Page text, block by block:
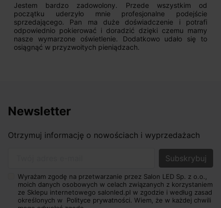
Jestem bardzo zadowolony. Przede wszystkim od
początku uderzyło mnie profesjonalne podejście
sprzedającego. Pan ma duże doświadczenie i potrafi
odpowiednio pokierować i doradzić dzięki czemu mamy
nasze wymarzone oświetlenie. Dodatkowo udało się to
osiągnąć w przyzwoitych pieniądzach.
Newsletter
Otrzymuj informację o nowościach i wyprzedażach
Wyrażam zgodę na przetwarzanie przez Salon LED Sp. z o.o.,
moich danych osobowych w celach związanych z korzystaniem
ze Sklepu internetowego salonled.pl w zgodzie i według zasad
określonych w Polityce prywatności. Wiem, że w każdej chwili